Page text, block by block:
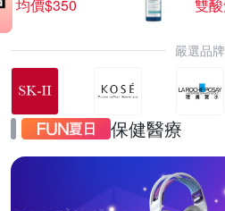
均價$350
嚴選品牌
保健醫療